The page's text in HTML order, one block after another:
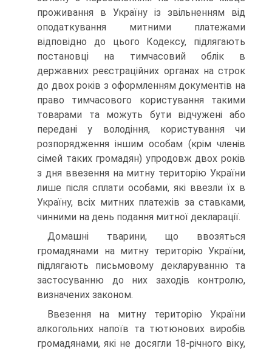
проживання в Україну із звільненням від
оподаткування митними платежами
відповідно до цього Кодексу, підлягають
постановці на тимчасовий облік в
державних реєстраційних органах на строк
до двох років з оформленням документів на
право тимчасового користування такими
товарами та можуть бути відчужені або
передані у володіння, користування чи
розпорядження іншим особам (крім членів
сімей таких громадян) упродовж двох років
з дня ввезення на митну територію України
лише після сплати особами, які ввезли їх в
Україну, всіх митних платежів за ставками,
чинними на день подання митної декларації.
Домашні тварини, що ввозяться
громадянами на митну територію України,
підлягають письмовому декларуванню та
застосуванню до них заходів контролю,
визначених законом.
Ввезення на митну територію України
алкогольних напоїв та тютюнових виробів
громадянами, які не досягли 18-річного віку,